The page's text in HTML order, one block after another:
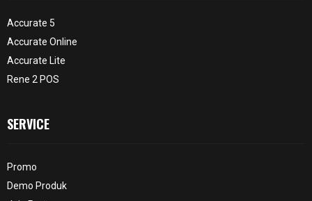
Accurate 5
Accurate Online
Accurate Lite
Rene 2 POS
SERVICE
Promo
Demo Produk